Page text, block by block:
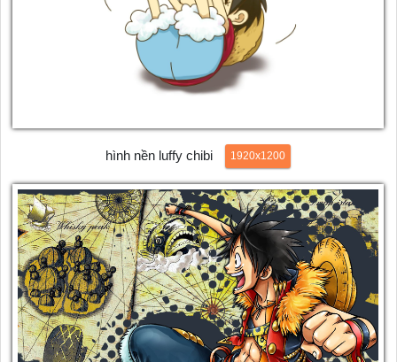
hình nền luffy chibi 1920x1200